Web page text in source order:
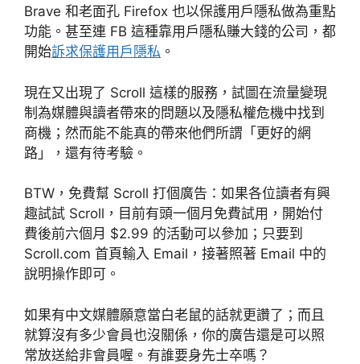
Brave 和老面孔 Firefox 也以保護用戶隱私做為重點
功能。甚至連 FB 這種靠用戶隱私賺大錢的公司，都
開始訴求保護用戶隱私 。
現在又出現了 Scroll 這樣的服務，試圖在流量變現
制為媒體與讀者帶來的問題以及隱私權危機中找到
商機；然而能不能真的帶來他們所謂「更好的網
路」，還有待考驗。
BTW，免費幫 Scroll 打個廣告：如果各位讀者有興
趣試試 Scroll，目前有頭一個月免費試用，開始付
費後前六個月 $2.99 的活動可以參加；只要到
Scroll.com 首頁輸入 Email，接著照著 Email 中的
說明操作即可。
如果有中文媒體願意當白老鼠的話就更讚了；而且
就算沒有多少會員也沒關係，你的廣告還是可以照
常放送給非會員喔。有誰要身先士卒嗎？